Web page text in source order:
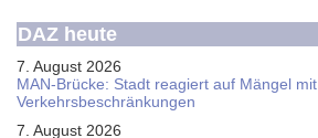
DAZ heute
7. August 2026
MAN-Brücke: Stadt reagiert auf Mängel mit
Verkehrsbeschränkungen
7. August 2026